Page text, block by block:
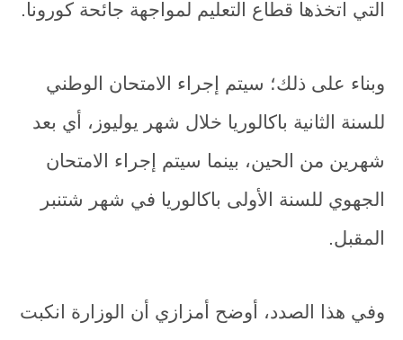
التي اتخذها قطاع التعليم لمواجهة جائحة كورونا.
وبناء على ذلك؛ سيتم إجراء الامتحان الوطني
للسنة الثانية باكالوريا خلال شهر يوليوز، أي بعد
شهرين من الحين، بينما سيتم إجراء الامتحان
الجهوي للسنة الأولى باكالوريا في شهر شتنبر
المقبل.
وفي هذا الصدد، أوضح أمزازي أن الوزارة انكبت